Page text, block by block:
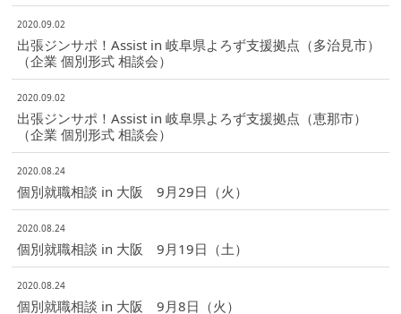
2020.09.02
出張ジンサポ！Assist in 岐阜県よろず支援拠点（多治見市）
（企業 個別形式 相談会）
2020.09.02
出張ジンサポ！Assist in 岐阜県よろず支援拠点（恵那市）
（企業 個別形式 相談会）
2020.08.24
個別就職相談 in 大阪 9月29日（火）
2020.08.24
個別就職相談 in 大阪 9月19日（土）
2020.08.24
個別就職相談 in 大阪 9月8日（火）